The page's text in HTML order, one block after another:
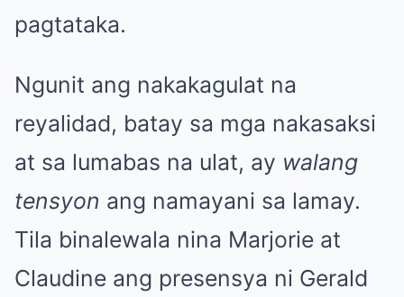
pagtataka.
Ngunit ang nakakagulat na
reyalidad, batay sa mga nakasaksi
at sa lumabas na ulat, ay walang
tensyon ang namayani sa lamay.
Tila binalewala nina Marjorie at
Claudine ang presensya ni Gerald